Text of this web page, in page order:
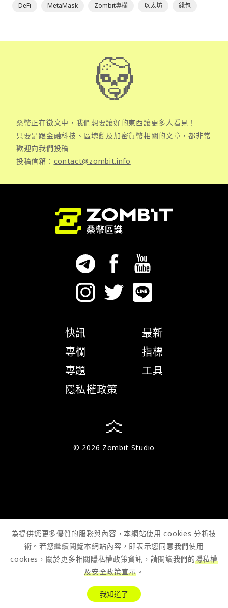
DeFi MetaMask Zombit專欄 以太坊 錢包
桑幣正在徵文中，我們想要讓好的東西讓更多人看見！
只要是跟金融科技、區塊鏈及加密貨幣相關的文章，都非常
歡迎向我們投稿
投稿信箱： contact@zombit.info
快訊
專欄
專題
隱私權政策
最新
指標
工具
© 2026 Zombit Studio
為提供您更多優質的服務與內容，本網站使用 cookies 分析技
術。若您繼續閱覽本網站內容，即表示您同意我們使用
cookies，關於更多相關隱私權政策資訊，請閱讀我們的隱私權
及安全政策宣示 。
我知道了